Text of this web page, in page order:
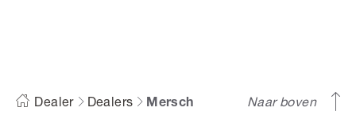
Dealer Dealers Mersch Naar boven